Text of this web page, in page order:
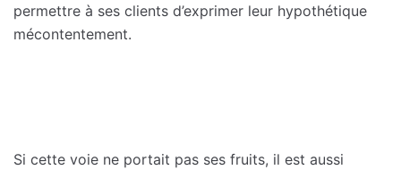
permettre à ses clients d’exprimer leur hypothétique
mécontentement.
Si cette voie ne portait pas ses fruits, il est aussi